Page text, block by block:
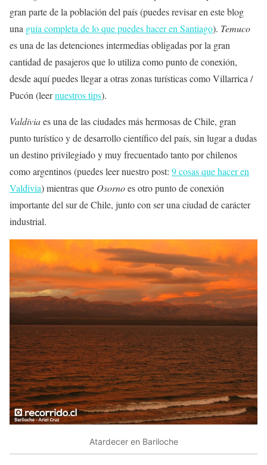
gran parte de la población del país (puedes revisar en este blog
una guía completa de lo que puedes hacer en Santiago). Temuco
es una de las detenciones intermedias obligadas por la gran
cantidad de pasajeros que lo utiliza como punto de conexión,
desde aquí puedes llegar a otras zonas turísticas como Villarrica /
Pucón (leernuestros tips).
Valdiviaes una de las ciudades más hermosas de Chile, gran
punto turístico y de desarrollo científico del país, sin lugar a dudas
un destino privilegiado y muy frecuentado tanto por chilenos
como argentinos (puedes leer nuestro post: 9 cosas que hacer en
Valdivia) mientras que Osornoes otro punto de conexión
importante del sur de Chile, junto con ser una ciudad de carácter
industrial.
Atardecer en Bariloche